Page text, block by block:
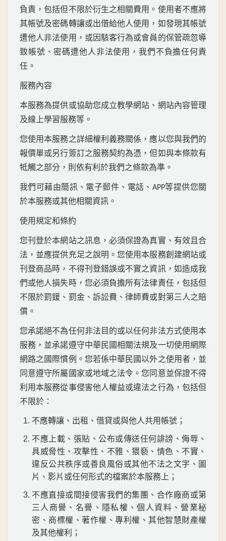
負責，包括但不限於衍生之相關費用。使用者不應將
其帳號及密碼轉讓或出借給他人使用，如發現其帳號
遭他人非法使用，或因駭客行為或會員的保管疏忽導
致帳號、密碼遭他人非法使用，我們不負擔任何責
任。
服務內容
本服務為提供或協助您成立教學網站、網站內容管理
及線上學習服務等。
您使用本服務之詳細權利義務關係，應以您與我們的
報價單或另行簽訂之服務契約為憑，但如與本條款有
牴觸之部分，則依有利於我們之條款為準。
我們可藉由簡訊、電子郵件、電話、 APP等提供您關
於本服務或其他相關資訊。
使用規定和條約
您刊登於本網站之訊息，必須保證為真實、有效且合
法，並應提供充足之說明。您使用本服務創建網站或
刊登商品時，不得刊登錯誤或不實之資訊，如造成我
們或他人損失時，您必須負擔所有法律責任，包括但
不限於罰鍰、罰金、訴訟費、律師費或對第三人之賠
償。
您承諾絕不為任何非法目的或以任何非法方式使用本
服務，並承諾遵守中華民國相關法規及一切使用網際
網路之國際慣例。您若係中華民國以外之使用者，並
同意遵守所屬國家或地域之法令。您同意並保證不得
利用本服務從事侵害他人權益或違法之行為，包括但
不限於：
不應轉讓、出租、借貸或與他人共用帳號；
不應上載、張貼、公布或傳送任何誹謗、侮辱、
具威脅性、攻擊性、不雅、猥褻、情色、不實、
違反公共秩序或善良風俗或其他不法之文字、圖
片、影片或任何形式的檔案於本服務上；
不應直接或間接侵害我們的集團、合作廠商或第
三人商譽、名譽、隱私權、個人資料、營業秘
密、商標權、著作權、專利權、其他智慧財產權
及其他權利；